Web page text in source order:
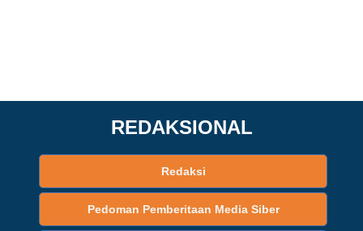
REDAKSIONAL
Redaksi
Pedoman Pemberitaan Media Siber